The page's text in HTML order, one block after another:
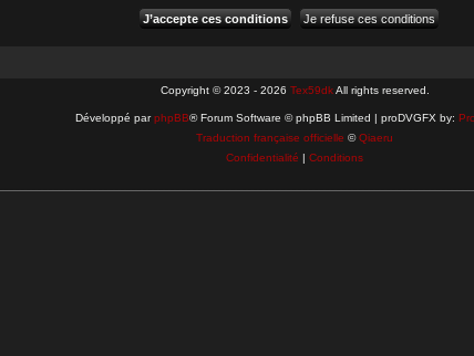
Copyright © 2023 - 2026 Tex59dkAll rights reserved.
Développé parphpBB® Forum Software © phpBB Limited | proDVGFX by:
Traduction française officielle ©Qiaeru
Confidentialité | Conditions